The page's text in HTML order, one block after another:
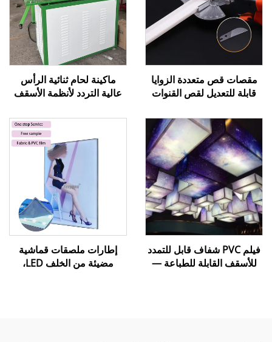
مقصات قص متعددة الزوايا
قابلة للتعديل لقص القنوات
Shears) لتزيين حواف
الأسقف الممتدة
ماكينة لحام ثنائية الرأس
عالية التردد لأنظمة الأسقف
فيلم PVC شفاف قابل للتمدد
للأسقف القابلة للطباعة —
إطارات ملصقات قماشية
مضيئة من الخلف LED،